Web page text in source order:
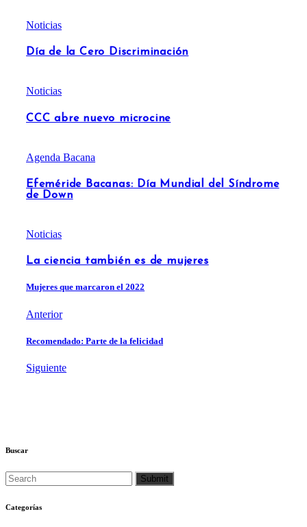
Noticias
Día de la Cero Discriminación
Noticias
CCC abre nuevo microcine
Agenda Bacana
Efeméride Bacanas: Día Mundial del Síndrome
de Down
Noticias
La ciencia también es de mujeres
Mujeres que marcaron el 2022
Anterior
Recomendado: Parte de la felicidad
Siguiente
Buscar
Categorías